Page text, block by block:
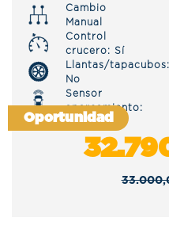
Cambio
Manual
Control
crucero: Sí
Llantas/tapacubos:
No
Sensor
aparcamiento:
No
Oportunidad